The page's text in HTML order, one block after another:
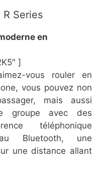
R Series
en
]
vous rouler en
vous pouvez non
mais aussi
groupe avec des
téléphonique
Bluetooth, une
une distance allant